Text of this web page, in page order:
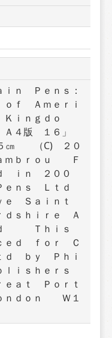
ｎ　Ｐｅｎｓ：
ｆ　Ａｍｅｒｉ
ｉｎｇｄｏ
Ａ４版　１６」
㎝　　（C)　２０
ｂｒｏｕ　　Ｆ
　ｉｎ　２００
ｅｎｓ　Ｌｔｄ
ｅ　Ｓａｉｎｔ
ｓｈｉｒｅ　Ａ
　　　Ｔｈｉｓ
ｄ　ｆｏｒ　Ｃ
　ｂｙ　Ｐｈｉ
ｌｉｓｈｅｒｓ
ａｔ　Ｐｏｒｔ
ｎｄｏｎ　　Ｗ１